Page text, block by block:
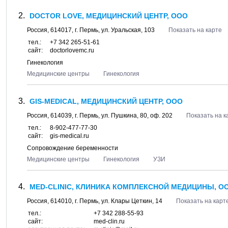
DOCTOR LOVE, МЕДИЦИНСКИЙ ЦЕНТР, ООО
Россия, 614017, г. Пермь, ул. Уральская, 103
Показать на карте
тел.:
+7 342 265-51-61
сайт:
doctorlovemc.ru
Гинекология
Медицинские центры
Гинекология
GIS-MEDICAL, МЕДИЦИНСКИЙ ЦЕНТР, ООО
Россия, 614039, г. Пермь, ул. Пушкина, 80, оф. 202
Показать на
тел.:
8-902-477-77-30
сайт:
gis-medical.ru
Сопровождение беременности
Медицинские центры
Гинекология УЗИ
MED-CLINIC, КЛИНИКА КОМПЛЕКСНОЙ МЕДИЦИНЫ,
Россия, 614010, г. Пермь, ул. Клары Цеткин, 14
Показать на
тел.:
+7 342 288-55-93
сайт:
med-clin.ru